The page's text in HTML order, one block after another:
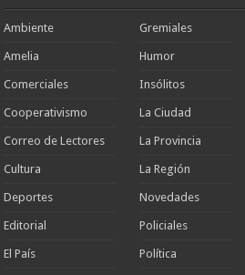
Ambiente
Amelia
Comerciales
Cooperativismo
Correo de Lectores
Cultura
Deportes
Editorial
El País
Gremiales
Humor
Insólitos
La Ciudad
La Provincia
La Región
Novedades
Policiales
Política